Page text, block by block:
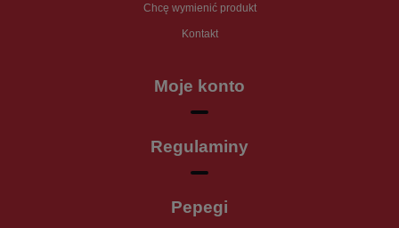
Chcę wymienić produkt
Kontakt
Moje konto
Regulaminy
Pepegi